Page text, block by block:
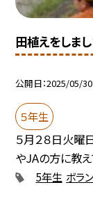
田植えをしま
公開日 2025/05/30
５年生
５月２８日火曜
やJAの方に教
5年生 ボラ